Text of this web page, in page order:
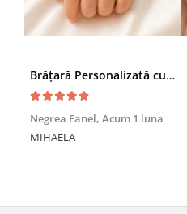
Brățară Personalizată cu Nume și Cruciuță – Inox Aur IP
Negrea Fanel, Acum 1 luna
MIHAELA